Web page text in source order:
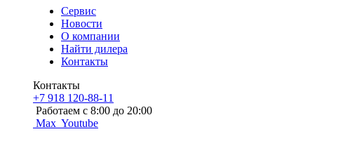
Сервис
Новости
О компании
Найти дилера
Контакты
Контакты
+7 918 120-88-11
Работаем c 8:00 до 20:00
Max Youtube